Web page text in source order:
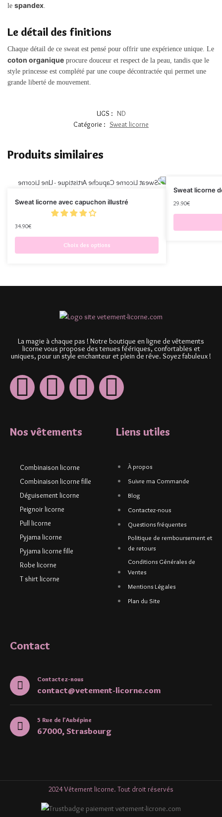
le spandex
Le détail des finitions
Chaque détail de ce sweat est pensé pour offrir une expérience unique. Le
coton organique procure douceur et respect de la peau, tandis que le
style princesse est complété par une coupe décontractée qui permet une
grande liberté de mouvement.
UGS : ND
Catégorie : Sweat licorne
Produits similaires
Sweat licorne avec capuchon illustré
34.90€
Choix des options
Sweat licorne
29.90€
La magie à chaque pas ! Notre boutique en ligne de vêtements
licorne vous propose des tenues féériques, confortables et
uniques, pour un style enchanteur et plein de rêve. Soyez fabuleux !
Nos vêtements
Combinaison licorne
Combinaison licorne fille
Déguisement licorne
Peignoir licorne
Pull licorne
Pyjama licorne
Pyjama licorne fille
Robe licorne
T shirt licorne
Liens utiles
À propos
Suivre ma Commande
Blog
Contactez-nous
Questions fréquentes
Politique de remboursement et
de retours
Conditions Générales de
Ventes
Mentions Légales
Plan du Site
Contact
Contactez-nous
contact@vetement-licorne.com
5 Rue de l'Aubépine
67000, Strasbourg
2024 Vêtement licorne. Tout droit réservés